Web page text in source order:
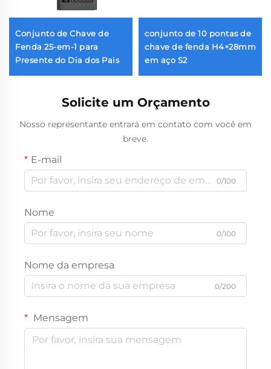
Conjunto de Chave de
Fenda 25-em-1 para
Presente do Dia dos Pais
conjunto de 10 pontas de
chave de fenda H4×28mm
em aço S2
Solicite um Orçamento
Nosso representante entrará em contato com você em
breve.
E-mail
0/100
Nome
0/100
Nome da empresa
0/200
Mensagem